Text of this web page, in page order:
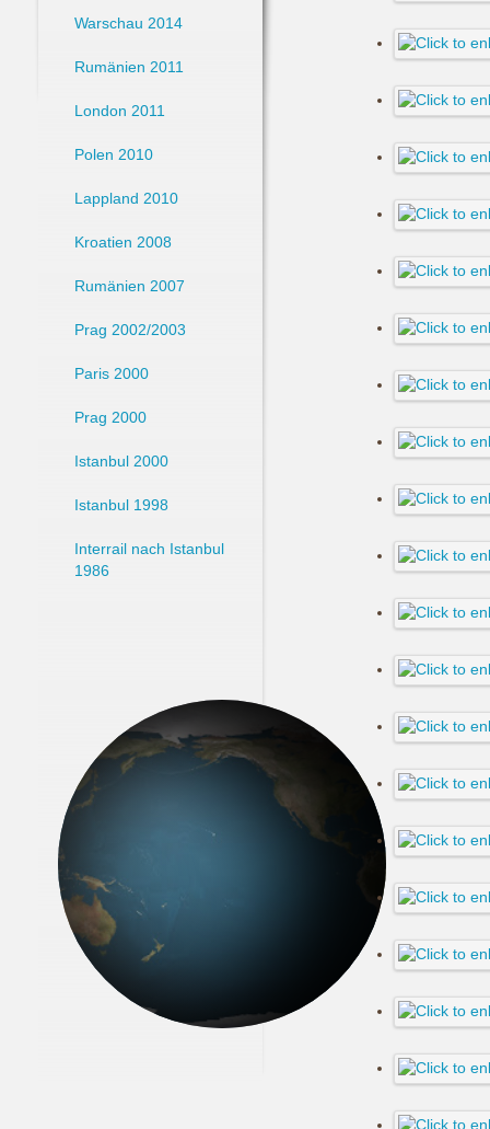
Warschau 2014
Rumänien 2011
London 2011
Polen 2010
Lappland 2010
Kroatien 2008
Rumänien 2007
Prag 2002/2003
Paris 2000
Prag 2000
Istanbul 2000
Istanbul 1998
Interrail nach Istanbul
1986